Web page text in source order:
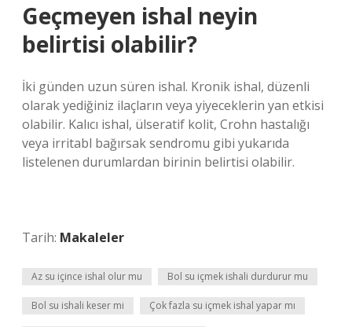
Geçmeyen ishal neyin
belirtisi olabilir?
İki günden uzun süren ishal. Kronik ishal, düzenli
olarak yediğiniz ilaçların veya yiyeceklerin yan etkisi
olabilir. Kalıcı ishal, ülseratif kolit, Crohn hastalığı
veya irritabl bağırsak sendromu gibi yukarıda
listelenen durumlardan birinin belirtisi olabilir.
Tarih: Makaleler
Az su içince ishal olur mu Bol su içmek ishali durdurur mu
Bol su ishali keser mi Çok fazla su içmek ishal yapar mı